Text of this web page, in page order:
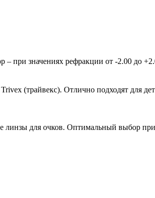
значениях рефракции от -2.00 до
(трайвекс). Отлично подходят для
для очков. Оптимальный выбор